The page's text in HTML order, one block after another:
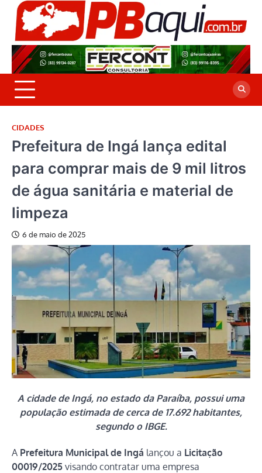
Skip
content
CIDADES
Prefeitura de Ingá lança edital
para comprar mais de 9 mil litros
de água sanitária e material de
limpeza
6 de maio de 2025
A cidade de Ingá, no estado da Paraíba, possui uma
população estimada de cerca de 17.692 habitantes,
segundo o IBGE.
A Prefeitura Municipal de Ingá lançou a Licitação
00019/2025 visando contratar uma empresa